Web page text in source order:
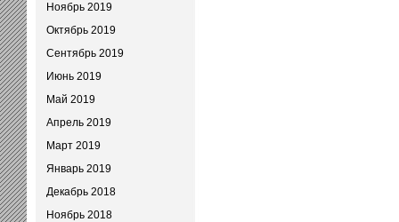
Ноябрь 2019
Октябрь 2019
Сентябрь 2019
Июнь 2019
Май 2019
Апрель 2019
Март 2019
Январь 2019
Декабрь 2018
Ноябрь 2018